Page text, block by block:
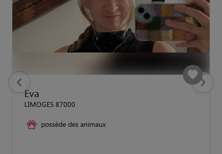
Eva
LIMOGES 87000
possède des animaux
previous Suivant